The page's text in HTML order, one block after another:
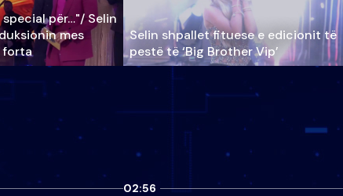
për…"/ Selin
mes
forta
Selin shpallet fituese e edicionit të
pestë të ‘Big Brother Vip’
02:56